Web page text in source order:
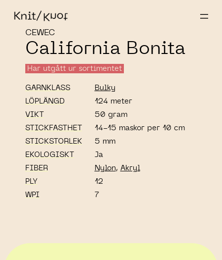
CEWEC
California Bonita
Har utgått ur sortimentet
GARNKLASS
Bulky
LÖPLÄNGD
124 meter
VIKT
50 gram
STICKFASTHET
14-15 maskor per 10 cm
STICKSTORLEK
5 mm
EKOLOGISKT
Ja
FIBER
Nylon, Akryl
PLY
12
WPI
7